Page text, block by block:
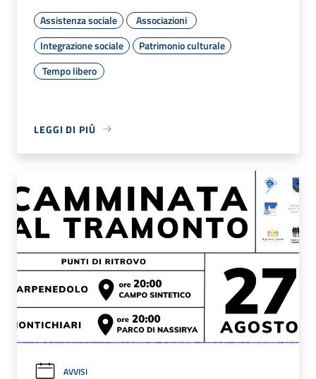
Assistenza sociale
Associazioni
Integrazione sociale
Patrimonio culturale
Tempo libero
LEGGI DI PIÙ
AVVISI